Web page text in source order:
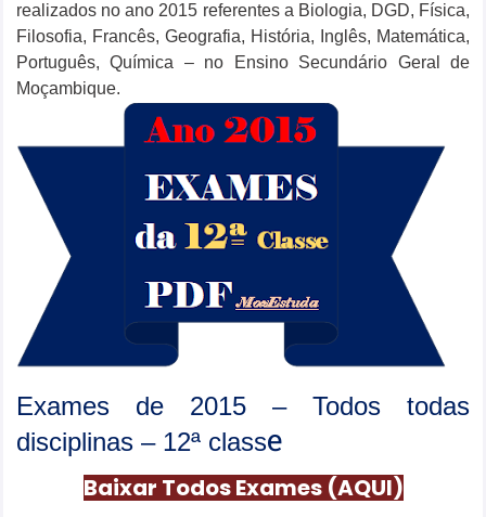
realizados no ano 2015 referentes a Biologia, DGD, Física,
Filosofia, Francês, Geografia, História, Inglês, Matemática,
Português, Química – no Ensino Secundário Geral de
Moçambique.
Exames de 2015 – Todos todas
disciplinas – 12ª classe
Baixar Todos Exames (AQUI)